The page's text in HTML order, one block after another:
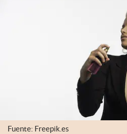
Fuente: Freepik.es